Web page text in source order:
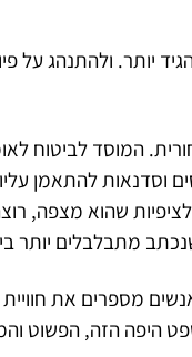
יותר. ולהתנהג על
המוסד לביטוח
וסדנאות להתאמן
שהוא מצפה,
מתבלבלים יותר
מספרים את
היפה הזה, הפשוט